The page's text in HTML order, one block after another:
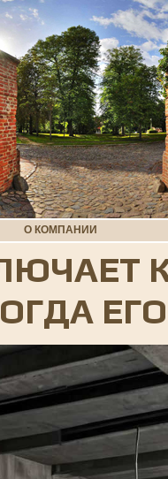
О КОМПАНИИ